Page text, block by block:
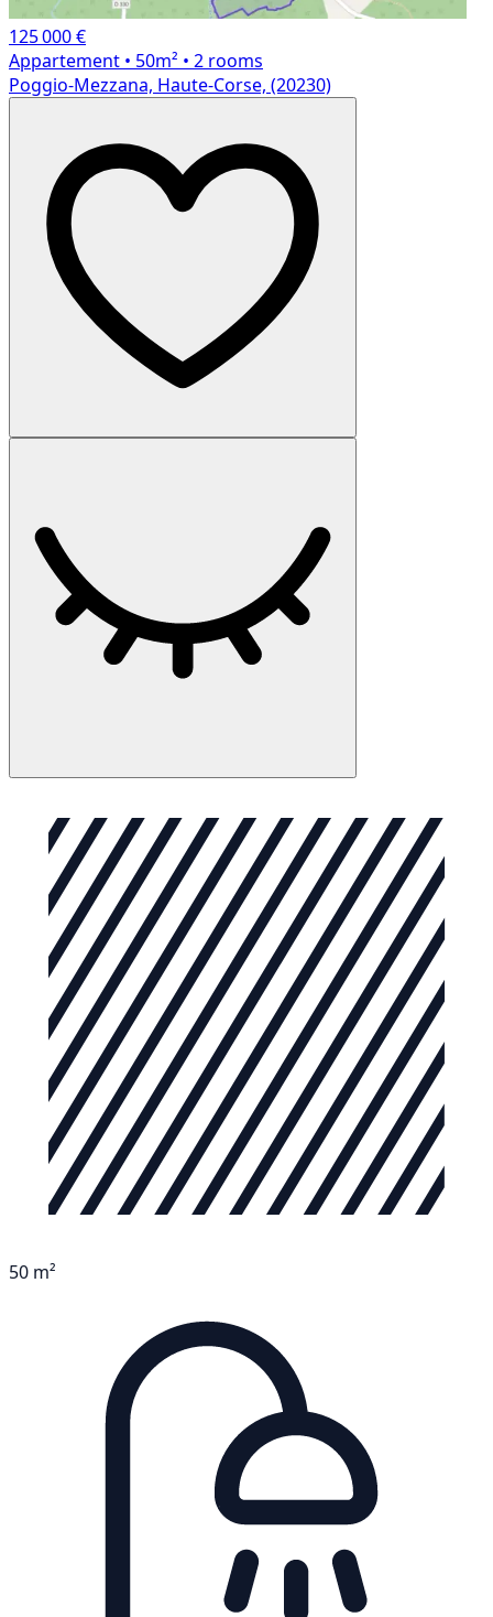
125 000 €
Appartement • 50m² • 2 rooms
Poggio-Mezzana, Haute-Corse, (20230)
50 m²